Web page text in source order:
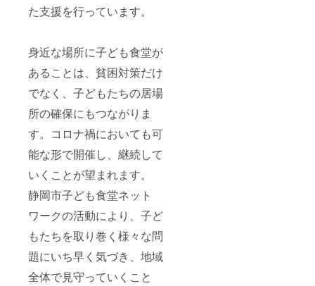
た支援を行っています。
身近な場所に子ども食堂が
あることは、貧困対策だけ
でなく、子どもたちの居場
所の確保にもつながりま
す。コロナ禍においても可
能な形で開催し、継続して
いくことが望まれます。
静岡市子ども食堂ネット
ワークの活動により、子ど
もたちを取り巻く様々な問
題にいち早く気づき、地域
全体で見守っていくこと